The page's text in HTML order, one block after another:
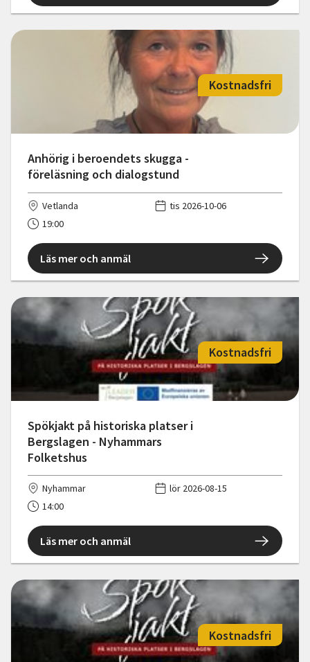
Anhörig i beroendets skugga -
föreläsning och dialogstund
Kostnadsfri
Vetlanda
tis 2026-10-06
19:00
Läs mer och anmäl
Spökjakt på historiska platser i
Bergslagen - Nyhammars
Folketshus
Kostnadsfri
Nyhammar
lör 2026-08-15
14:00
Läs mer och anmäl
Kostnadsfri